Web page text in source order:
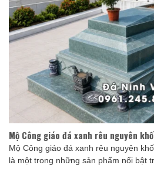
Mộ Công giáo đá xanh rêu nguyên
Mộ Công giáo đá xanh rêu nguyên
là một trong những sản phẩm nổi bật